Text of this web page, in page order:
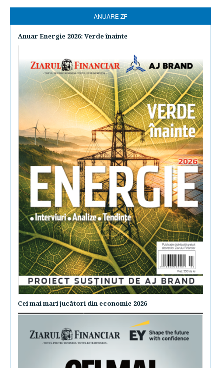
ANUARE ZF
Anuar Energie 2026: Verde înainte
Cei mai mari jucători din economie 2026